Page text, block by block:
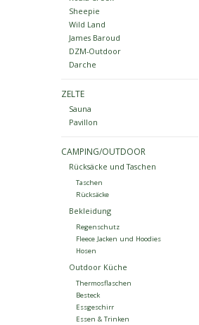
Sheepie
Wild Land
James Baroud
DZM-Outdoor
Darche
ZELTE
Sauna
Pavillon
CAMPING/OUTDOOR
Rücksäcke und Taschen
Taschen
Rücksäcke
Bekleidung
Regenschutz
Fleece Jacken und Hoodies
Hosen
Outdoor Küche
Thermosflaschen
Besteck
Essgeschirr
Essen & Trinken